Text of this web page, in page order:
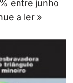
entre junho
a ler »